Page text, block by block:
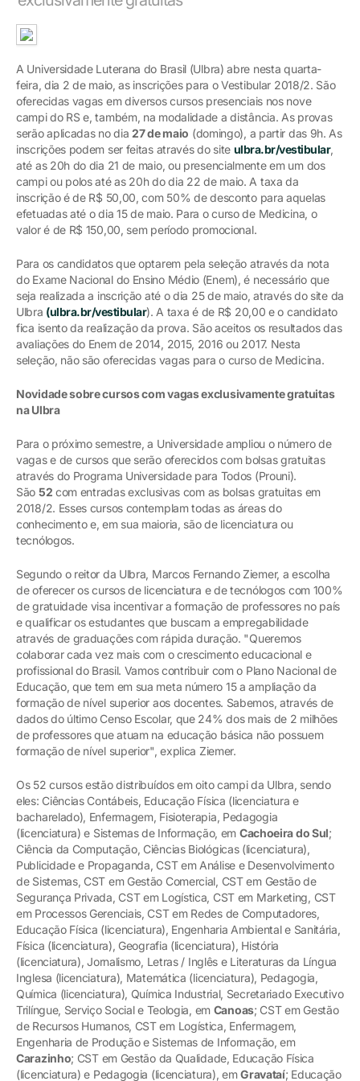
A Universidade Luterana do Brasil (Ulbra) abre nesta quarta-
feira, dia 2 de maio, as inscrições para o Vestibular 2018/2. São
oferecidas vagas em diversos cursos presenciais nos nove
campi do RS e, também, na modalidade a distância. As provas
serão aplicadas no dia27 de maio (domingo), a partir das 9h. As
inscrições podem ser feitas através do site ulbra.br/vestibular,
até as 20h do dia 21 de maio, ou presencialmente em um dos
campi ou polos até as 20h do dia 22 de maio. A taxa da
inscrição é de R$ 50,00, com 50% de desconto para aquelas
efetuadas até o dia 15 de maio. Para o curso de Medicina, o
valor é de R$ 150,00, sem período promocional.
Para os candidatos que optarem pela seleção através da nota
do Exame Nacional do Ensino Médio (Enem), é necessário que
seja realizada a inscrição até o dia 25 de maio, através do site da
Ulbra (ulbra.br/vestibular). A taxa é de R$ 20,00 e o candidato
fica isento da realização da prova. São aceitos os resultados das
avaliações do Enem de 2014, 2015, 2016 ou 2017. Nesta
seleção, não são oferecidas vagas para o curso de Medicina.
Novidade sobre cursos com vagas exclusivamente gratuitas
na Ulbra
Para o próximo semestre, a Universidade ampliou o número de
vagas e de cursos que serão oferecidos com bolsas gratuitas
através do Programa Universidade para Todos (Prouni).
São 52 com entradas exclusivas com as bolsas gratuitas em
2018/2. Esses cursos contemplam todas as áreas do
conhecimento e, em sua maioria, são de licenciatura ou
tecnólogos.
Segundo o reitor da Ulbra, Marcos Fernando Ziemer, a escolha
de oferecer os cursos de licenciatura e de tecnólogos com 100%
de gratuidade visa incentivar a formação de professores no país
e qualificar os estudantes que buscam a empregabilidade
através de graduações com rápida duração. "Queremos
colaborar cada vez mais com o crescimento educacional e
profissional do Brasil. Vamos contribuir com o Plano Nacional de
Educação, que tem em sua meta número 15 a ampliação da
formação de nível superior aos docentes. Sabemos, através de
dados do último Censo Escolar, que 24% dos mais de 2 milhões
de professores que atuam na educação básica não possuem
formação de nível superior", explica Ziemer.
Os 52 cursos estão distribuídos em oito campi da Ulbra, sendo
eles: Ciências Contábeis, Educação Física (licenciatura e
bacharelado), Enfermagem, Fisioterapia, Pedagogia
(licenciatura) e Sistemas de Informação, em Cachoeira do Sul;
Ciência da Computação, Ciências Biológicas (licenciatura),
Publicidade e Propaganda, CST em Análise e Desenvolvimento
de Sistemas, CST em Gestão Comercial, CST em Gestão de
Segurança Privada, CST em Logística, CST em Marketing, CST
em Processos Gerenciais, CST em Redes de Computadores,
Educação Física (licenciatura), Engenharia Ambiental e Sanitária,
Física (licenciatura), Geografia (licenciatura), História
(licenciatura), Jornalismo, Letras / Inglês e Literaturas da Língua
Inglesa (licenciatura), Matemática (licenciatura), Pedagogia,
Química (licenciatura), Química Industrial, Secretariado Executivo
Trilíngue, Serviço Social e Teologia, em Canoas; CST em Gestão
de Recursos Humanos, CST em Logística, Enfermagem,
Engenharia de Produção e Sistemas de Informação, em
Carazinho; CST em Gestão da Qualidade, Educação Física
(licenciatura) e Pedagogia (licenciatura), emGravataí; Educação